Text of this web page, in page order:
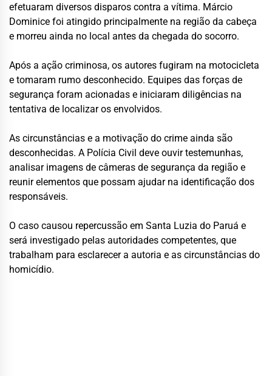
efetuaram diversos disparos contra a vítima. Márcio
Dominice foi atingido principalmente na região da cabeça
e morreu ainda no local antes da chegada do socorro.
Após a ação criminosa, os autores fugiram na motocicleta
e tomaram rumo desconhecido. Equipes das forças de
segurança foram acionadas e iniciaram diligências na
tentativa de localizar os envolvidos.
As circunstâncias e a motivação do crime ainda são
desconhecidas. A Polícia Civil deve ouvir testemunhas,
analisar imagens de câmeras de segurança da região e
reunir elementos que possam ajudar na identificação dos
responsáveis.
O caso causou repercussão em Santa Luzia do Paruá e
será investigado pelas autoridades competentes, que
trabalham para esclarecer a autoria e as circunstâncias do
homicídio.